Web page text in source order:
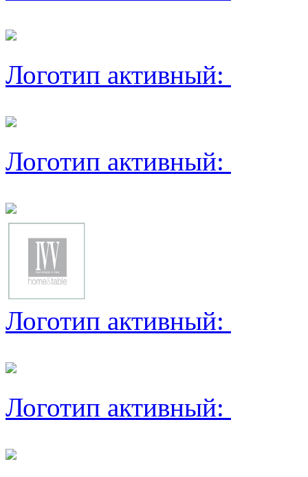
Логотип активный:
Логотип активный:
Логотип активный:
Логотип активный: